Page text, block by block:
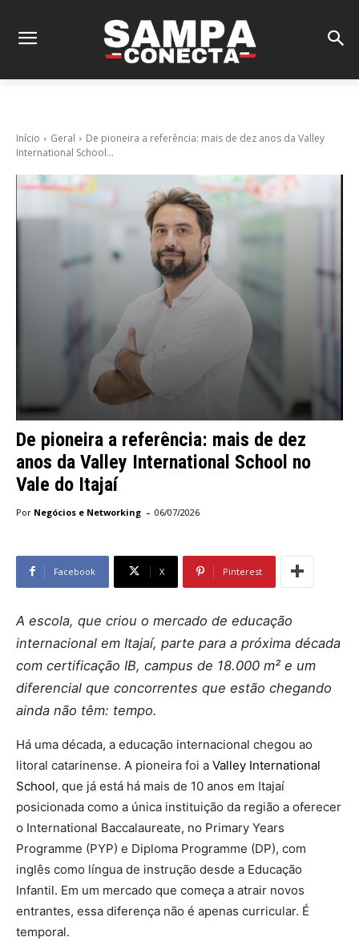
Início Geral
De pioneira a referência: mais de dez anos da Valley
International School...
De pioneira a referência: mais de dez
anos da Valley International School no
Vale do Itajaí
Por Negócios e Networking - 06/07/2026
Facebook X Pinterest
A escola, que criou o mercado de educação
internacional em Itajaí, parte para a próxima década
com certificação IB, campus de 18.000 m² e um
diferencial que concorrentes que estão chegando
ainda não têm: tempo.
Há uma década, a educação internacional chegou ao
litoral catarinense. A pioneira foi a Valley International
School, que já está há mais de 10 anos em Itajaí
posicionada como a única instituição da região a oferecer
o International Baccalaureate, no Primary Years
Programme (PYP) e Diploma Programme (DP), com
inglês como língua de instrução desde a Educação
Infantil. Em um mercado que começa a atrair novos
entrantes, essa diferença não é apenas curricular. É
temporal.